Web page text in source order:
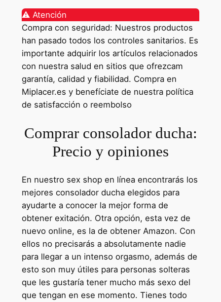
⚠️ Atención
Compra con seguridad: Nuestros productos
han pasado todos los controles sanitarios. Es
importante adquirir los artículos relacionados
con nuestra salud en sitios que ofrezcam
garantía, calidad y fiabilidad. Compra en
Miplacer.es y benefíciate de nuestra política
de satisfacción o reembolso
Comprar consolador ducha:
Precio y opiniones
En nuestro sex shop en línea encontrarás los
mejores consolador ducha elegidos para
ayudarte a conocer la mejor forma de
obtener exitación. Otra opción, esta vez de
nuevo online, es la de obtener Amazon. Con
ellos no precisarás a absolutamente nadie
para llegar a un intenso orgasmo, además de
esto son muy útiles para personas solteras
que les gustaría tener mucho más sexo del
que tengan en ese momento. Tienes todo